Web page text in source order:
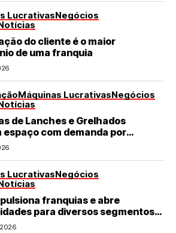
LucrativasNegócios
do cliente é o maior
de uma franquia
Máquinas LucrativasNegócios
de Lanches e Grelhados
espaço com demanda por
rápidas e de qualidade
LucrativasNegócios
franquias e abre
para diversos segmentos